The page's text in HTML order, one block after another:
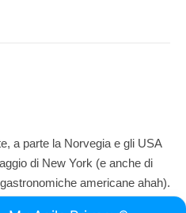
a parte la Norvegia e gli USA
di New York (e anche di
americane ahah).
mia lista, in particolare il